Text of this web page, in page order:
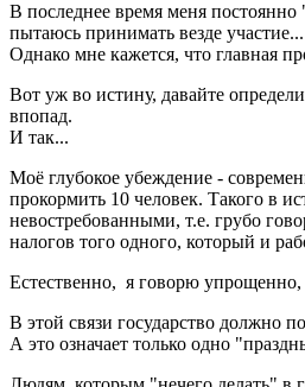
В последнее время меня
пытаюсь принимать везде
Однако мне кажется, что главная
Вот уж во истину, давайте
впопад.
И так...
Моё глубокое убеждение -
прокормить 10 человек. Такого в
невостребованными, т.е. грубо
налогов того одного, который и
Естественно, я говорю упрощенно,
В этой связи государство должно
А это означает только одно